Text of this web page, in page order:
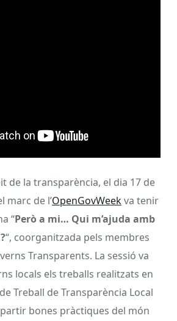
de la transparència, el dia 17 de
marc de l’OpenGovWeekva tenir
“Però a mi… Qui m’ajuda amb
“, coorganitzada pels membres
Transparents. La sessió va
locals els treballs realitzats en
Treball de Transparència Local
bones pràctiques del món